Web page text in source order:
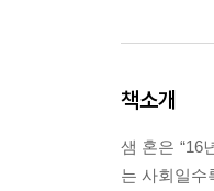
책소개
샘 혼은 “16
는 사회일수